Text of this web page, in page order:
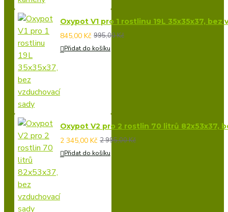
Oxypot V1 pro 1 rostlinu 19L 35x35x37, bez
845,00 Kč 995,00 Kč
Přidat do košíku
Oxypot V2 pro 2 rostlin 70 litrů 82x53x37,
2 345,00 Kč 2 995,00 Kč
Přidat do košíku